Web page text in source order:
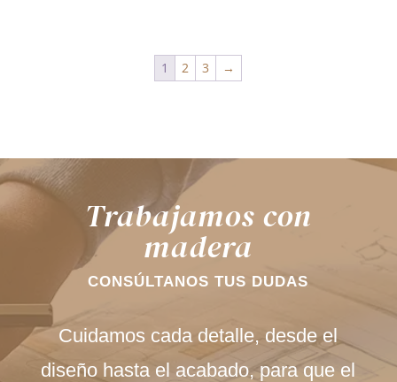
1 2 3 →
Trabajamos con
madera
CONSÚLTANOS TUS DUDAS
Cuidamos cada detalle, desde el
diseño hasta el acabado, para que el